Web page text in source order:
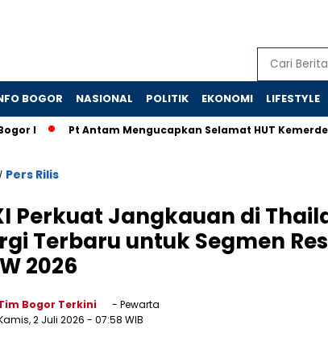
BOGOR NASIONAL POLITIK EKONOMI LIFESTYLE
I Pt Antam Mengucapkan Selamat HUT
/ Pers Rilis
Perkuat Jangkauan di
Terbaru untuk Segmen
2026
Bogor Terkini
- Pewarta
2 Juli 2026 - 07:58 WIB